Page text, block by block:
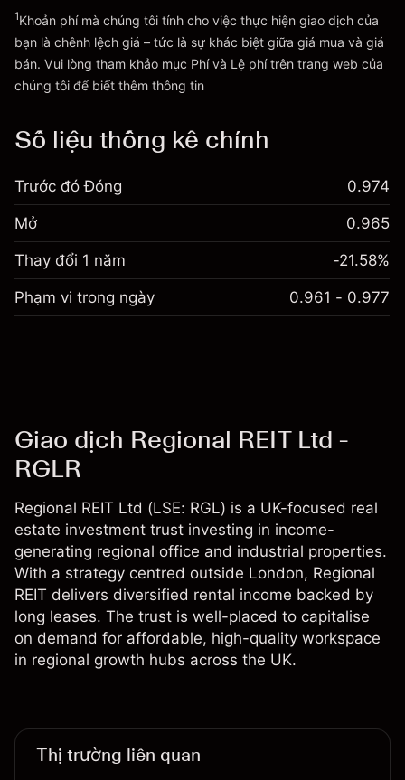
Tiền từ đòn bẩy ~ $
Đi đến nền tảng
Phí và Lệ phí
1Khoản phí mà chúng tôi tính cho việc thực hiện giao dịch của
bạn là chênh lệch giá – tức là sự khác biệt giữa giá mua và giá
bán. Vui lòng tham khảo mục Phí và Lệ phítrên trang web của
chúng tôi để biết thêm thông tin
Số liệu thống kê chính
Trước đó Đóng 0.974
Mở 0.965
Thay đổi 1 năm -21.58%
Phạm vi trong ngày 0.961 - 0.977
Giao dịch Regional REIT Ltd -
RGLR
Regional REIT Ltd (LSE: RGL) is a UK-focused real
estate investment trust investing in income-
generating regional office and industrial properties.
With a strategy centred outside London, Regional
REIT delivers diversified rental income backed by
long leases. The trust is well-placed to capitalise
on demand for affordable, high-quality workspace
in regional growth hubs across the UK.
Thị trường liên quan